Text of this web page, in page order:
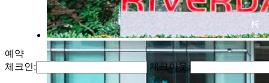
예약
체크인:
체크아웃: